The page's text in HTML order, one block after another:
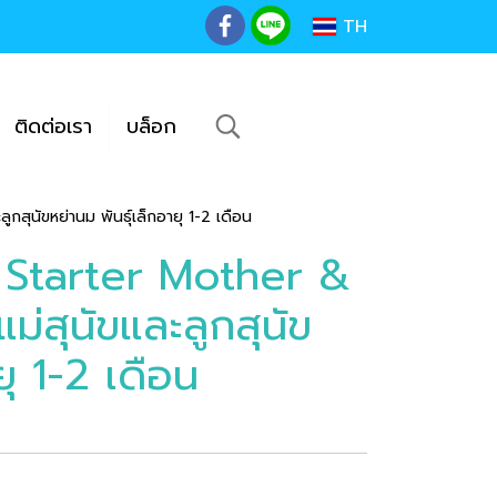
TH
ติดต่อเรา บล็อก
กสุนัขหย่านม พันธุ์เล็กอายุ 1-2 เดือน
Mother &
สุนัขและลูกสุนัข
1-2 เดือน